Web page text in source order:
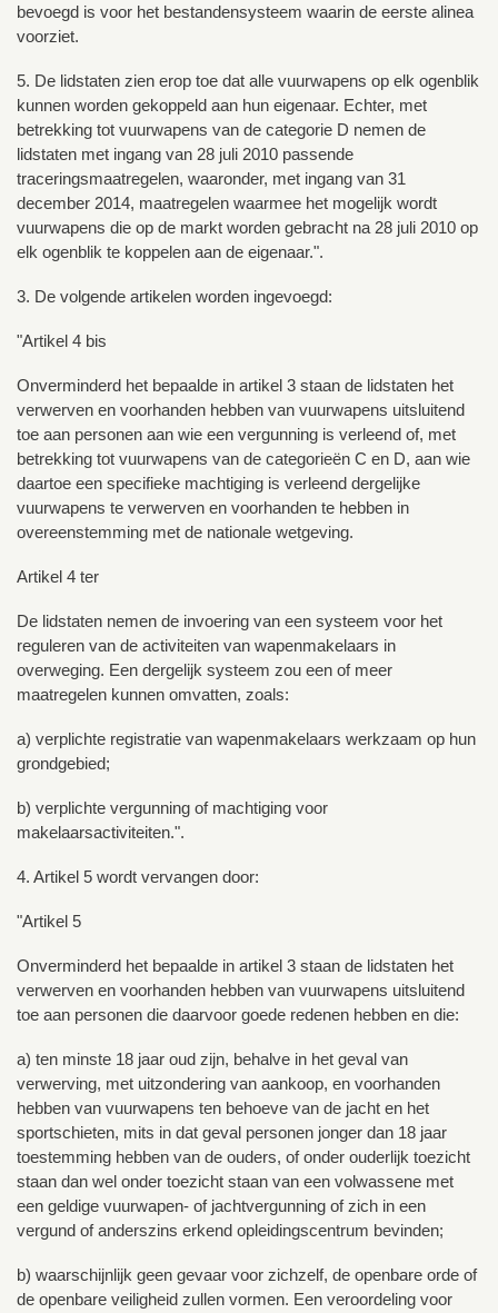
bevoegd is voor het bestandensysteem waarin de eerste alinea
voorziet.
5. De lidstaten zien erop toe dat alle vuurwapens op elk ogenblik
kunnen worden gekoppeld aan hun eigenaar. Echter, met
betrekking tot vuurwapens van de categorie D nemen de
lidstaten met ingang van 28 juli 2010 passende
traceringsmaatregelen, waaronder, met ingang van 31
december 2014, maatregelen waarmee het mogelijk wordt
vuurwapens die op de markt worden gebracht na 28 juli 2010 op
elk ogenblik te koppelen aan de eigenaar.".
3. De volgende artikelen worden ingevoegd:
"Artikel 4 bis
Onverminderd het bepaalde in artikel 3 staan de lidstaten het
verwerven en voorhanden hebben van vuurwapens uitsluitend
toe aan personen aan wie een vergunning is verleend of, met
betrekking tot vuurwapens van de categorieën C en D, aan wie
daartoe een specifieke machtiging is verleend dergelijke
vuurwapens te verwerven en voorhanden te hebben in
overeenstemming met de nationale wetgeving.
Artikel 4 ter
De lidstaten nemen de invoering van een systeem voor het
reguleren van de activiteiten van wapenmakelaars in
overweging. Een dergelijk systeem zou een of meer
maatregelen kunnen omvatten, zoals:
a) verplichte registratie van wapenmakelaars werkzaam op hun
grondgebied;
b) verplichte vergunning of machtiging voor
makelaarsactiviteiten.".
4. Artikel 5 wordt vervangen door:
"Artikel 5
Onverminderd het bepaalde in artikel 3 staan de lidstaten het
verwerven en voorhanden hebben van vuurwapens uitsluitend
toe aan personen die daarvoor goede redenen hebben en die:
a) ten minste 18 jaar oud zijn, behalve in het geval van
verwerving, met uitzondering van aankoop, en voorhanden
hebben van vuurwapens ten behoeve van de jacht en het
sportschieten, mits in dat geval personen jonger dan 18 jaar
toestemming hebben van de ouders, of onder ouderlijk toezicht
staan dan wel onder toezicht staan van een volwassene met
een geldige vuurwapen- of jachtvergunning of zich in een
vergund of anderszins erkend opleidingscentrum bevinden;
b) waarschijnlijk geen gevaar voor zichzelf, de openbare orde of
de openbare veiligheid zullen vormen. Een veroordeling voor